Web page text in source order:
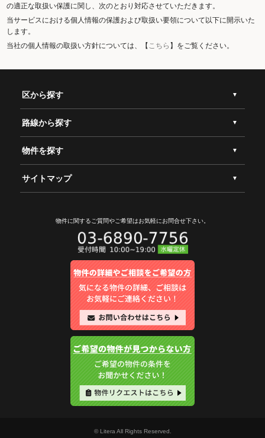
の適正な取扱い保護に関し、次のとおり対応させていただきます。
当サービスにおける個人情報の保護および取扱い要領について以下に開示いた
します。
当社の個人情報の取扱い方針については、【こちら 】をご覧ください。
区から探す
路線から探す
物件を探す
サイトマップ
物件に関するご質問やご希望はお気軽にお問合せ下さい。
© Litera All Rights Reserved.